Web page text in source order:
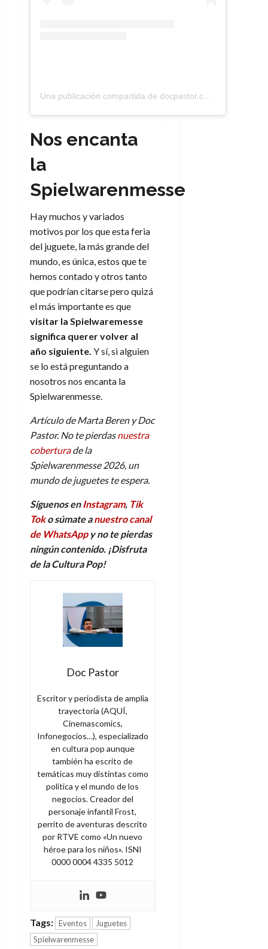
Una publicación compartida de docpastor.com – Amamos la Cultura Pop (@docpastor)
Nos encanta
la
Spielwarenmesse
Hay muchos y variados
motivos por los que esta feria
del juguete, la más grande del
mundo, es única, estos que te
hemos contado y otros tanto
que podrían citarse pero quizá
el más importante es que
visitar la Spielwaremesse
significa querer volver al
año siguiente. Y sí, si alguien
se lo está preguntando a
nosotros nos encanta la
Spielwarenmesse.
Artículo de Marta Beren y Doc
Pastor. No te pierdasnuestra
coberturade la
Spielwarenmesse 2026, un
mundo de juguetes te espera.
Síguenos enInstagram, Tik
Toko súmate anuestro canal
de WhatsAppy no te pierdas
ningún contenido. ¡Disfruta
de la Cultura Pop!
Doc Pastor
Escritor y periodista de amplia
trayectoria (AQUÍ,
Cinemascomics,
Infonegocios…), especializado
en cultura pop aunque
también ha escrito de
temáticas muy distintas como
política y el mundo de los
negocios. Creador del
personaje infantil Frost,
perrito de aventuras descrito
por RTVE como «Un nuevo
héroe para los niños». ISNI
0000 0004 4335 5012
Tags: Eventos
Juguetes
Spielwarenmesse